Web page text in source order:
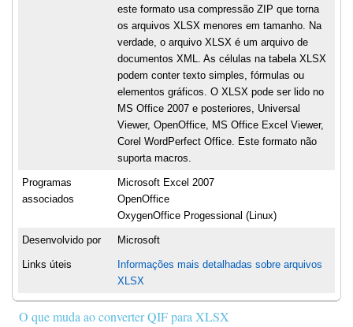
este formato usa compressão ZIP que torna
os arquivos XLSX menores em tamanho. Na
verdade, o arquivo XLSX é um arquivo de
documentos XML. As células na tabela XLSX
podem conter texto simples, fórmulas ou
elementos gráficos. O XLSX pode ser lido no
MS Office 2007 e posteriores, Universal
Viewer, OpenOffice, MS Office Excel Viewer,
Corel WordPerfect Office. Este formato não
suporta macros.
Programas
associados
Microsoft Excel 2007
OpenOffice
OxygenOffice Progessional (Linux)
Desenvolvido por Microsoft
Links úteis
Informações mais detalhadas sobre arquivos
XLSX
O que muda ao converter QIF para XLSX